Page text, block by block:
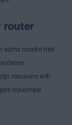
router
soms moeite met
nieuwere wifi-
maximale